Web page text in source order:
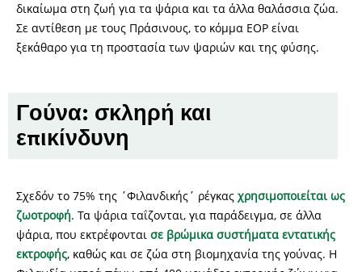
δικαίωμα στη ζωή για τα ψάρια και τα άλλα θαλάσσια ζώα.
Σε αντίθεση με τους Πράσινους, το κόμμα EOP είναι
ξεκάθαρο για τη προστασία των ψαριών και της φύσης.
Γούνα: σκληρή και
επικίνδυνη
Σχεδόν το 75% της ΄Φιλανδικής΄ ρέγκας χρησιμοποιείται ως
ζωοτροφή. Τα ψάρια ταΐζονται, για παράδειγμα, σε άλλα
ψάρια, που εκτρέφονται σε βρώμικα συστήματα εντατικής
εκτροφής, καθώς και σε ζώα στη βιομηχανία της γούνας. Η